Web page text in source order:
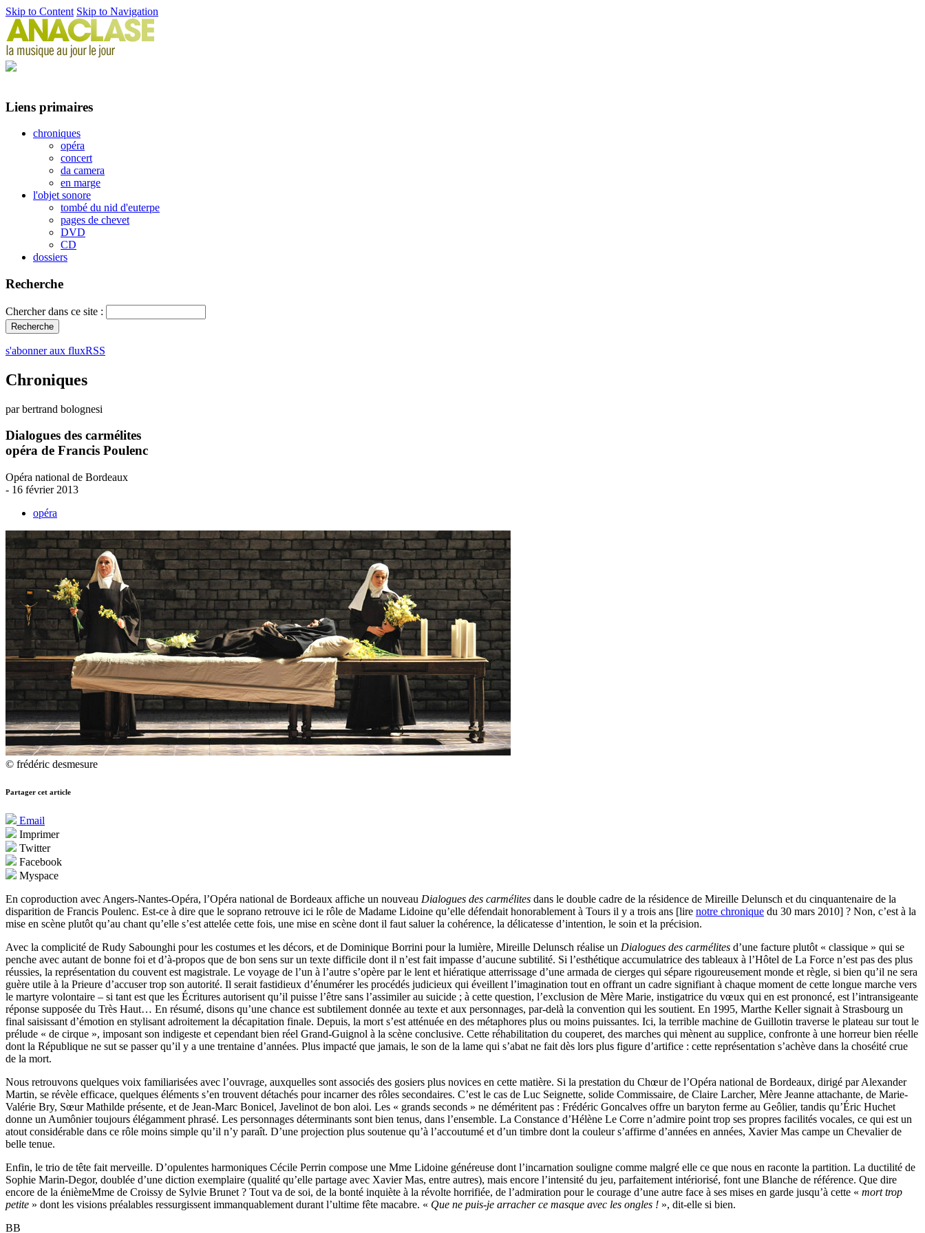
Skip to Content Skip to Navigation
Liens primaires
chroniques
opéra
concert
da camera
en marge
l'objet sonore
tombé du nid d'euterpe
pages de chevet
DVD
CD
dossiers
Recherche
Chercher dans ce site :
s'abonner aux fluxRSS
Chroniques
par bertrand bolognesi
Dialogues des carmélites
opéra de Francis Poulenc
Opéra national de Bordeaux
- 16 février 2013
opéra
© frédéric desmesure
Partager cet article
Email
Imprimer
Twitter
Facebook
Myspace
En coproduction avec Angers-Nantes-Opéra, l’Opéra national de Bordeaux affiche un nouveau Dialogues des carmélites dans le double cadre de la résidence de Mireille Delunsch et du cinquantenaire de la
disparition de Francis Poulenc. Est-ce à dire que le soprano retrouve ici le rôle de Madame Lidoine qu’elle défendait honorablement à Tours il y a trois ans [lire notre chronique du 30 mars 2010] ? Non, c’est à la
mise en scène plutôt qu’au chant qu’elle s’est attelée cette fois, une mise en scène dont il faut saluer la cohérence, la délicatesse d’intention, le soin et la précision.
Avec la complicité de Rudy Sabounghi pour les costumes et les décors, et de Dominique Borrini pour la lumière, Mireille Delunsch réalise un Dialogues des carmélites d’une facture plutôt « classique » qui se
penche avec autant de bonne foi et d’à-propos que de bon sens sur un texte difficile dont il n’est fait impasse d’aucune subtilité. Si l’esthétique accumulatrice des tableaux à l’Hôtel de La Force n’est pas des plus
réussies, la représentation du couvent est magistrale. Le voyage de l’un à l’autre s’opère par le lent et hiératique atterrissage d’une armada de cierges qui sépare rigoureusement monde et règle, si bien qu’il ne sera
guère utile à la Prieure d’accuser trop son autorité. Il serait fastidieux d’énumérer les procédés judicieux qui éveillent l’imagination tout en offrant un cadre signifiant à chaque moment de cette longue marche vers
le martyre volontaire – si tant est que les Écritures autorisent qu’il puisse l’être sans l’assimiler au suicide ; à cette question, l’exclusion de Mère Marie, instigatrice du vœux qui en est prononcé, est l’intransigeante
réponse supposée du Très Haut… En résumé, disons qu’une chance est subtilement donnée au texte et aux personnages, par-delà la convention qui les soutient. En 1995, Marthe Keller signait à Strasbourg un
final saisissant d’émotion en stylisant adroitement la décapitation finale. Depuis, la mort s’est atténuée en des métaphores plus ou moins puissantes. Ici, la terrible machine de Guillotin traverse le plateau sur tout le
prélude « de cirque », imposant son indigeste et cependant bien réel Grand-Guignol à la scène conclusive. Cette réhabilitation du couperet, des marches qui mènent au supplice, confronte à une horreur bien réelle
dont la République ne sut se passer qu’il y a une trentaine d’années. Plus impacté que jamais, le son de la lame qui s’abat ne fait dès lors plus figure d’artifice : cette représentation s’achève dans la choséité crue
de la mort.
Nous retrouvons quelques voix familiarisées avec l’ouvrage, auxquelles sont associés des gosiers plus novices en cette matière. Si la prestation du Chœur de l’Opéra national de Bordeaux, dirigé par Alexander
Martin, se révèle efficace, quelques éléments s’en trouvent détachés pour incarner des rôles secondaires. C’est le cas de Luc Seignette, solide Commissaire, de Claire Larcher, Mère Jeanne attachante, de Marie-
Valérie Bry, Sœur Mathilde présente, et de Jean-Marc Bonicel, Javelinot de bon aloi. Les « grands seconds » ne déméritent pas : Frédéric Goncalves offre un baryton ferme au Geôlier, tandis qu’Éric Huchet
donne un Aumônier toujours élégamment phrasé. Les personnages déterminants sont bien tenus, dans l’ensemble. La Constance d’Hélène Le Corre n’admire point trop ses propres facilités vocales, ce qui est un
atout considérable dans ce rôle moins simple qu’il n’y paraît. D’une projection plus soutenue qu’à l’accoutumé et d’un timbre dont la couleur s’affirme d’années en années, Xavier Mas campe un Chevalier de
belle tenue.
Enfin, le trio de tête fait merveille. D’opulentes harmoniques Cécile Perrin compose une Mme Lidoine généreuse dont l’incarnation souligne comme malgré elle ce que nous en raconte la partition. La ductilité de
Sophie Marin-Degor, doublée d’une diction exemplaire (qualité qu’elle partage avec Xavier Mas, entre autres), mais encore l’intensité du jeu, parfaitement intériorisé, font une Blanche de référence. Que dire
encore de la énièmeMme de Croissy de Sylvie Brunet ? Tout va de soi, de la bonté inquiète à la révolte horrifiée, de l’admiration pour le courage d’une autre face à ses mises en garde jusqu’à cette « mort trop
petite » dont les visions préalables ressurgissent immanquablement durant l’ultime fête macabre. « Que ne puis-je arracher ce masque avec les ongles ! », dit-elle si bien.
BB